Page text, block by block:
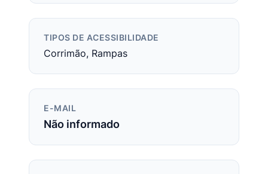
TIPOS DE ACESSIBILIDADE
Corrimão, Rampas
E-MAIL
Não informado